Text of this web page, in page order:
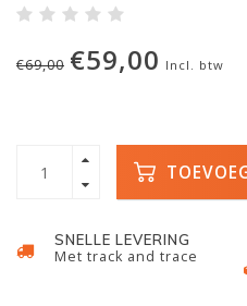
€69,00 €59,00 Incl. btw
SNELLE LEVERING
Met track and trace